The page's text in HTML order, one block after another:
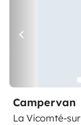
Campervan
La Vicomté-